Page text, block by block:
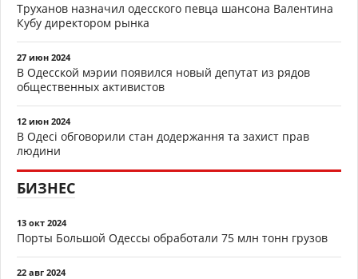
Труханов назначил одесского певца шансона Валентина
Кубу директором рынка
27 июн 2024
В Одесской мэрии появился новый депутат из рядов
общественных активистов
12 июн 2024
В Одесі обговорили стан додержання та захист прав
людини
БИЗНЕС
13 окт 2024
Порты Большой Одессы обработали 75 млн тонн грузов
22 авг 2024